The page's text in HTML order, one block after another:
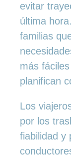
evitar
última
familias
más
planifican
Los
por los
fiabilidad y